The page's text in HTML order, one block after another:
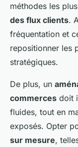
méthodes les
des flux clients.
fréquentation et
repositionner les
stratégiques.
De plus, un
commerces doit
fluides, tout en
exposés. Opter
sur mesure,